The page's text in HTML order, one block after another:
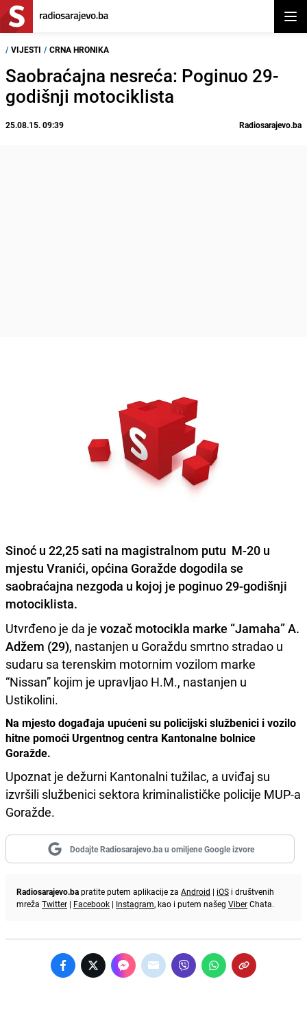
/ VIJESTI / CRNA HRONIKA
Saobraćajna nesreća: Poginuo 29-
godišnji motociklista
25.08.15. 09:39 Radiosarajevo.ba
Sinoć u 22,25 sati na magistralnom putu M-20 u
mjestu Vranići, općina Goražde dogodila se
saobraćajna nezgoda u kojoj je poginuo 29-godišnji
motociklista.
Utvrđeno je da je vozač motocikla marke “Jamaha” A.
Adžem (29), nastanjen u Goraždu smrtno stradao u
sudaru sa terenskim motornim vozilom marke
“Nissan” kojim je upravljao H.M., nastanjen u
Ustikolini.
Na mjesto događaja upućeni su policijski službenici i vozilo
hitne pomoći Urgentnog centra Kantonalne bolnice
Goražde.
Upoznat je dežurni Kantonalni tužilac, a uviđaj su
izvršili službenici sektora kriminalističke policije MUP-a
Goražde.
Dodajte Radiosarajevo.ba u omiljene Google izvore
Radiosarajevo.bapratite putem aplikacije za Android | iOS i društvenih
mreža Twitter | Facebook | Instagram, kao i putem našeg ViberChata.